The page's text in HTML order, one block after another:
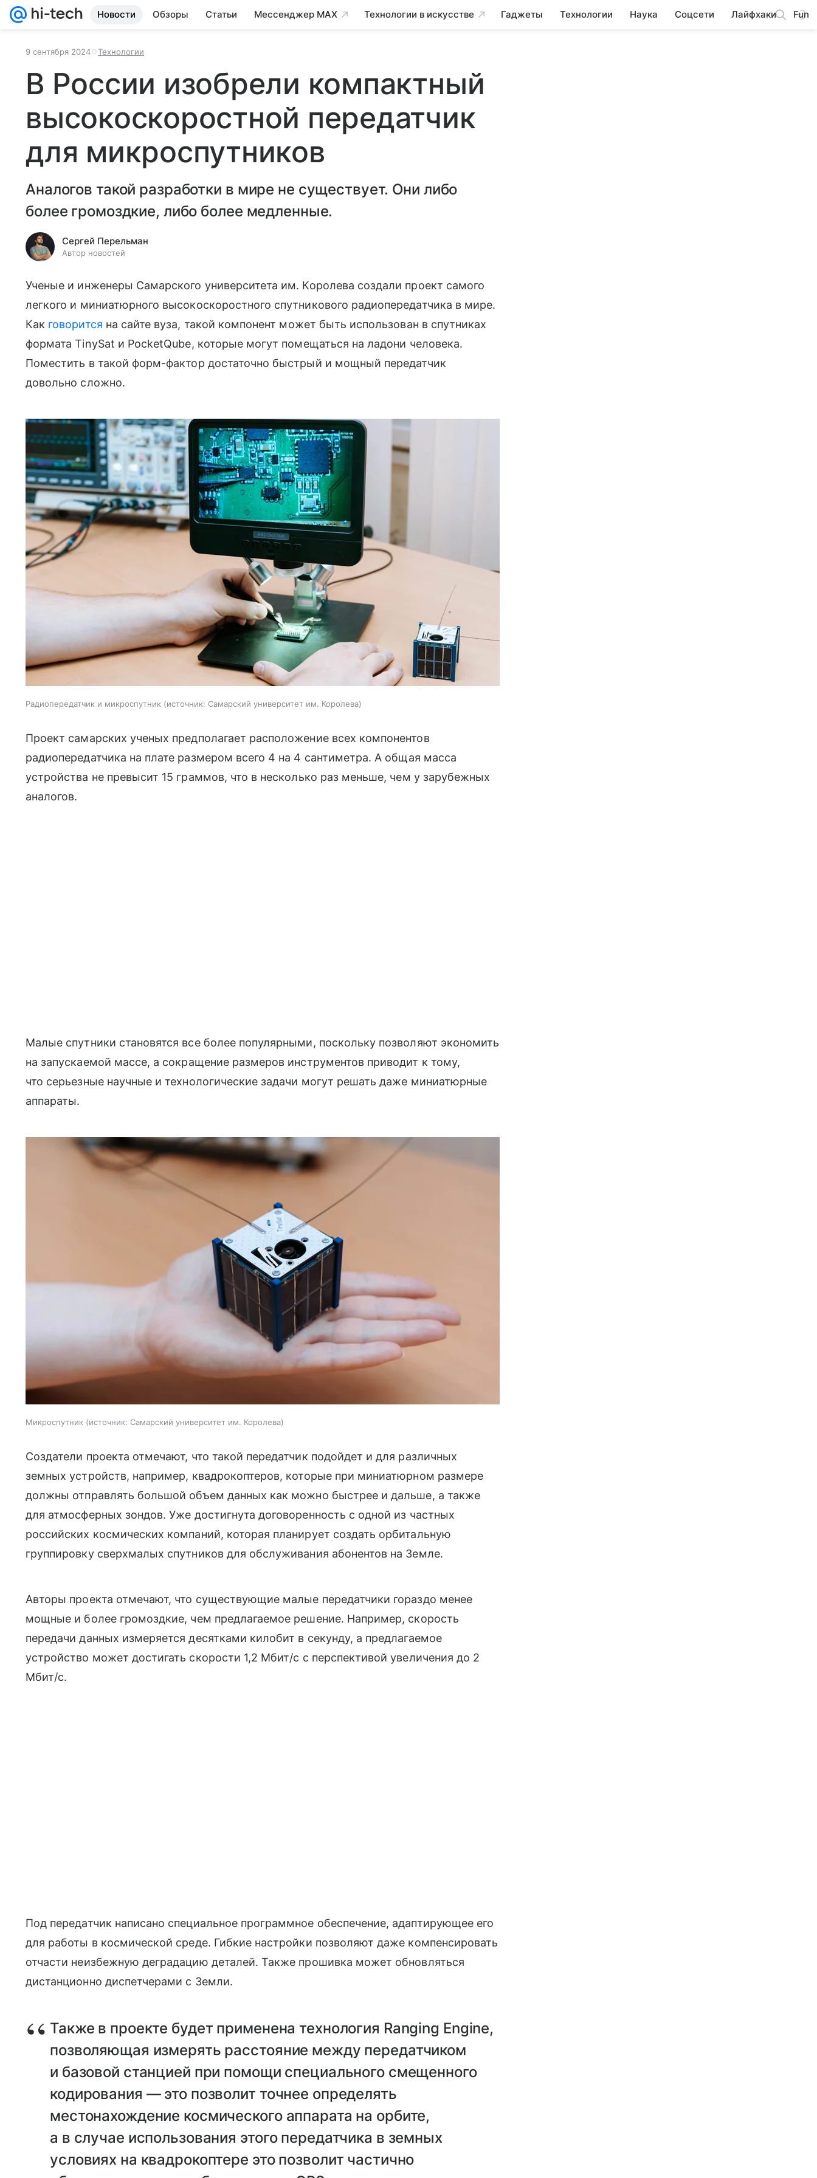
Новости Обзоры Статьи Мессенджер MAX Технологии в искусстве Гаджеты Технологии Наука Соцсети Лайфхаки Fun
9 сентября 2024 Технологии
В России изобрели компактный
высокоскоростной передатчик
для микроспутников
Аналогов такой разработки в мире не существует. Они либо
более громоздкие, либо более медленные.
Сергей Перельман
Автор новостей
Ученые и инженеры Самарского университета им. Королева создали проект самого
легкого и миниатюрного высокоскоростного спутникового радиопередатчика в мире.
Как говорится на сайте вуза, такой компонент может быть использован в спутниках
формата TinySat и PocketQube, которые могут помещаться на ладони человека.
Поместить в такой форм-фактор достаточно быстрый и мощный передатчик
довольно сложно.
Радиопередатчик и микроспутник источник: Самарский университет им. Королева
Проект самарских ученых предполагает расположение всех компонентов
радиопередатчика на плате размером всего 4 на 4 сантиметра. А общая масса
устройства не превысит 15 граммов, что в несколько раз меньше, чем у зарубежных
аналогов.
Малые спутники становятся все более популярными, поскольку позволяют экономить
на запускаемой массе, а сокращение размеров инструментов приводит к тому,
что серьезные научные и технологические задачи могут решать даже миниатюрные
аппараты.
Микроспутник источник: Самарский университет им. Королева
Создатели проекта отмечают, что такой передатчик подойдет и для различных
земных устройств, например, квадрокоптеров, которые при миниатюрном размере
должны отправлять большой объем данных как можно быстрее и дальше, а также
для атмосферных зондов. Уже достигнута договоренность с одной из частных
российских космических компаний, которая планирует создать орбитальную
группировку сверхмалых спутников для обслуживания абонентов на Земле.
Авторы проекта отмечают, что существующие малые передатчики гораздо менее
мощные и более громоздкие, чем предлагаемое решение. Например, скорость
передачи данных измеряется десятками килобит в секунду, а предлагаемое
устройство может достигать скорости 1,2 Мбит/с с перспективой увеличения до 2
Мбит/с.
Под передатчик написано специальное программное обеспечение, адаптирующее его
для работы в космической среде. Гибкие настройки позволяют даже компенсировать
отчасти неизбежную деградацию деталей. Также прошивка может обновляться
дистанционно диспетчерами с Земли.
Также в проекте будет применена технология Ranging Engine,
позволяющая измерять расстояние между передатчиком
и базовой станцией при помощи специального смещенного
кодирования — это позволит точнее определять
местонахождение космического аппарата на орбите,
а в случае использования этого передатчика в земных
условиях на квадрокоптере это позволит частично